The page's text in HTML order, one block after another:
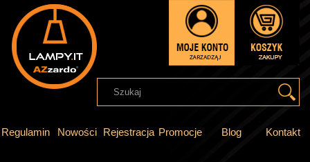
Regulamin Nowości Rejestracja Promocje Blog Kontakt